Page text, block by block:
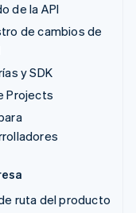
de la API
de cambios de
y SDK
Projects
ruta del producto